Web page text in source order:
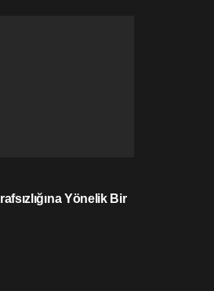
Yönelik Bir